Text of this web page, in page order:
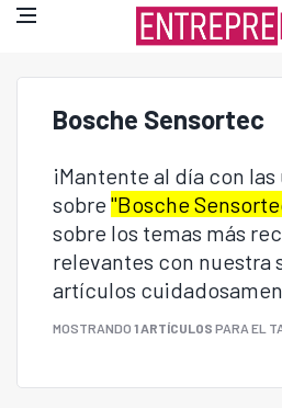
Bosche Sensortec
¡Mantente al día con
sobre "Bosche
sobre los temas más
relevantes con nuestra
artículos
MOSTRANDO 1 ARTÍCULOS PARA EL